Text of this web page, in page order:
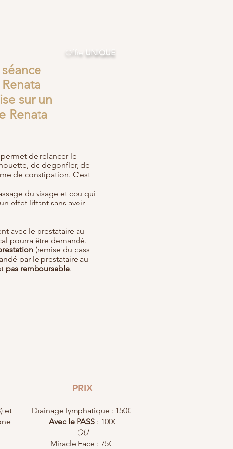
sur un
Renata
OffreUNIQUE
de relancer le
de dégonfler, de
de constipation. C'est
du visage et cou qui
effet liftant sans avoir
avec le prestataire au
pourra être demandé.
(remise du pass
par le prestataire au
pas remboursable.
et
PRIX
Drainage lymphatique : 150€
Avec le PASS: 100€
OU
Miracle Face : 75€